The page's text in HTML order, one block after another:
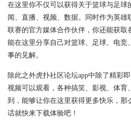
在这里你不仅可以获得关于篮球与足球
闻、直播、视频、数据。同时作为英
联赛的官方媒体合作伙伴，你还能获取
能在这里分享自己对篮球、足球、电竞
事的见解。
除此之外虎扑社区论坛app中除了精彩
视频可以观看，各种搞笑、影视、体育
到，能够让你在这里获得更多快乐，那
话就快来下载体验吧！